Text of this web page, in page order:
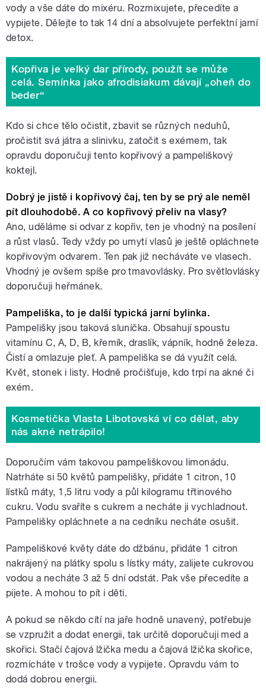
vody a vše dáte do mixéru. Rozmixujete, přecedíte a
vypijete. Dělejte to tak 14 dní a absolvujete perfektní jarní
detox.
Kopřiva je velký dar přírody, použít se může
celá. Semínka jako afrodisiakum dávají „oheň do
beder“
Kdo si chce tělo očistit, zbavit se různých neduhů,
pročistit svá játra a slinivku, zatočit s exémem, tak
opravdu doporučuji tento kopřivový a pampeliškový
koktejl.
Dobrý je jistě i kopřivový čaj, ten by se prý ale neměl
pít dlouhodobě. A co kopřivový přeliv na vlasy?
Ano, uděláme si odvar z kopřiv, ten je vhodný na posílení
a růst vlasů. Tedy vždy po umytí vlasů je ještě opláchnete
kopřivovým odvarem. Ten pak již necháváte ve vlasech.
Vhodný je ovšem spíše pro tmavovlásky. Pro světlovlásky
doporučuji heřmánek.
Pampeliška, to je další typická jarní bylinka.
Pampelišky jsou taková sluníčka. Obsahují spoustu
vitamínu C, A, D, B, křemík, draslík, vápník, hodně železa.
Čistí a omlazuje pleť. A pampeliška se dá využít celá.
Květ, stonek i listy. Hodně pročišťuje, kdo trpí na akné či
exém.
Kosmetička Vlasta Libotovská ví co dělat, aby
nás akné netrápilo!
Doporučím vám takovou pampeliškovou limonádu.
Natrháte si 50 květů pampelišky, přidáte 1 citron, 10
lístků máty, 1,5 litru vody a půl kilogramu třtinového
cukru. Vodu svaříte s cukrem a necháte ji vychladnout.
Pampelišky opláchnete a na cedníku necháte osušit.
Pampeliškové květy dáte do džbánu, přidáte 1 citron
nakrájený na plátky spolu s lístky máty, zalijete cukrovou
vodou a necháte 3 až 5 dní odstát. Pak vše přecedíte a
pijete. A mohou to pít i děti.
A pokud se někdo cítí na jaře hodně unavený, potřebuje
se vzpružit a dodat energii, tak určitě doporučuji med a
skořici. Stačí čajová lžička medu a čajová lžička skořice,
rozmícháte v trošce vody a vypijete. Opravdu vám to
dodá dobrou energii.